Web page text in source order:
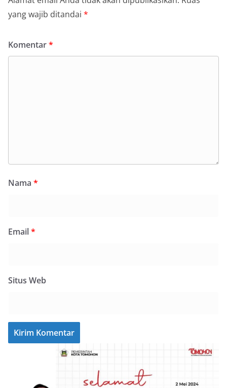
yang wajib ditandai *
Komentar*
Nama *
Email*
Situs Web